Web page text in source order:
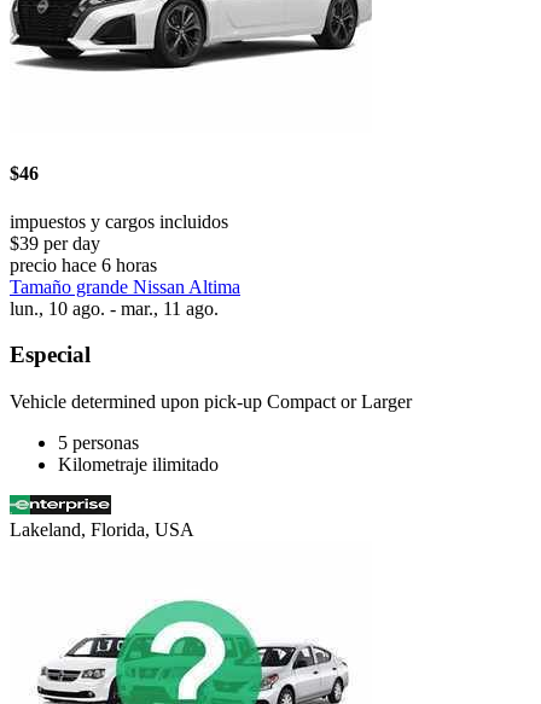
$46
impuestos y cargos incluidos
$39 per day
precio hace 6 horas
Tamaño grande Nissan Altima
lun., 10 ago. - mar., 11 ago.
Especial
Vehicle determined upon pick-up Compact or Larger
5 personas
Kilometraje ilimitado
Lakeland, Florida, USA